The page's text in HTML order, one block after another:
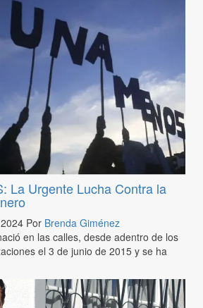
La Urgente Lucha Contra la
Por Brenda Giménez
en las calles, desde adentro de los
el 3 de junio de 2015 y se ha